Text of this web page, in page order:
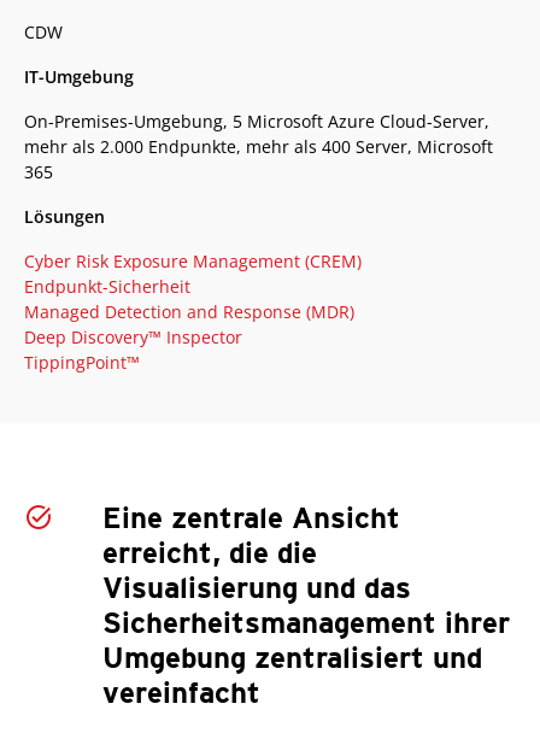
CDW
IT-Umgebung
On-Premises-Umgebung, 5 Microsoft Azure Cloud-Server,
mehr als 2.000 Endpunkte, mehr als 400 Server, Microsoft
365
Lösungen
Cyber Risk Exposure Management (CREM)
Endpunkt-Sicherheit
Managed Detection and Response (MDR)
Deep Discovery™ Inspector
TippingPoint™
Eine zentrale Ansicht
erreicht, die die
Visualisierung und das
Sicherheitsmanagement ihrer
Umgebung zentralisiert und
vereinfacht